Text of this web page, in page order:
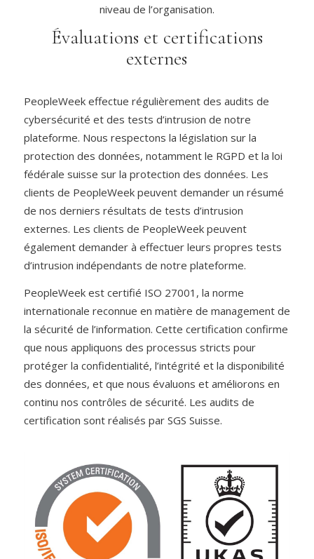
niveau de l’organisation.
Évaluations et certifications
externes
PeopleWeek effectue régulièrement des audits de
cybersécurité et des tests d’intrusion de notre
plateforme. Nous respectons la législation sur la
protection des données, notamment le RGPD et la loi
fédérale suisse sur la protection des données. Les
clients de PeopleWeek peuvent demander un résumé
de nos derniers résultats de tests d’intrusion
externes. Les clients de PeopleWeek peuvent
également demander à effectuer leurs propres tests
d’intrusion indépendants de notre plateforme.
PeopleWeek est certifié ISO 27001, la norme
internationale reconnue en matière de management de
la sécurité de l’information. Cette certification confirme
que nous appliquons des processus stricts pour
protéger la confidentialité, l’intégrité et la disponibilité
des données, et que nous évaluons et améliorons en
continu nos contrôles de sécurité. Les audits de
certification sont réalisés par SGS Suisse.